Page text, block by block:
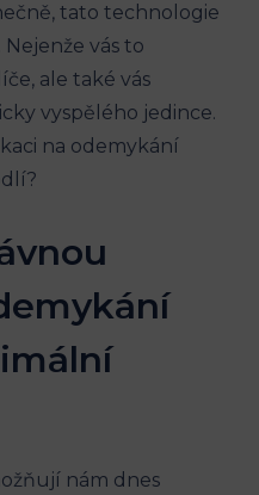
tato technologie
vás to
ale také vás
vyspělého jedince.
nám dnes